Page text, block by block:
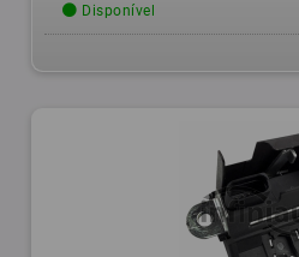
Disponível